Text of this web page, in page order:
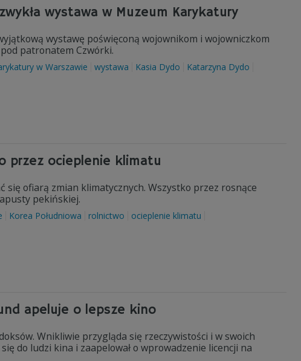
wystawa w Muzeum Karykatury
wystawę poświęconą wojownikom i wojowniczkom
patronatem Czwórki.
w Warszawie wystawa Kasia Dydo Katarzyna Dydo
przez ocieplenie klimatu
się ofiarą zmian klimatycznych. Wszystko przez rosnące
pekińskiej.
Korea Południowa rolnictwo ocieplenie klimatu
apeluje o lepsze kino
Wnikliwie przygląda się rzeczywistości i w swoich
do ludzi kina i zaapelował o wprowadzenie licencji na